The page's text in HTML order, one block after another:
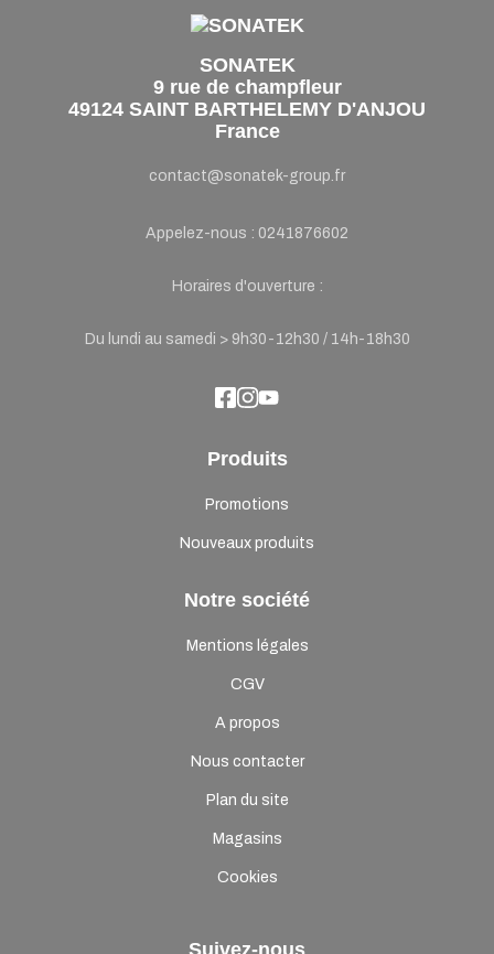
SONATEK
9 rue de champfleur
49124 SAINT BARTHELEMY D'ANJOU
France
contact@sonatek-group.fr
Appelez-nous : 0241876602
Horaires d'ouverture :
Du lundi au samedi > 9h30-12h30 / 14h-18h30
Produits
Promotions
Nouveaux produits
Notre société
Mentions légales
CGV
A propos
Nous contacter
Plan du site
Magasins
Cookies